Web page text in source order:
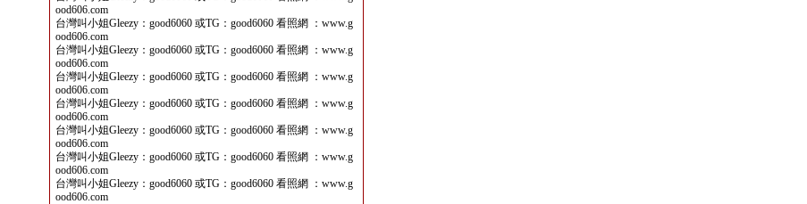
ood606.com
台灣叫小姐Gleezy：good6060 或TG：good6060 看照網 ：www.g
ood606.com
台灣叫小姐Gleezy：good6060 或TG：good6060 看照網 ：www.g
ood606.com
台灣叫小姐Gleezy：good6060 或TG：good6060 看照網 ：www.g
ood606.com
台灣叫小姐Gleezy：good6060 或TG：good6060 看照網 ：www.g
ood606.com
台灣叫小姐Gleezy：good6060 或TG：good6060 看照網 ：www.g
ood606.com
台灣叫小姐Gleezy：good6060 或TG：good6060 看照網 ：www.g
ood606.com
台灣叫小姐Gleezy：good6060 或TG：good6060 看照網 ：www.g
ood606.com